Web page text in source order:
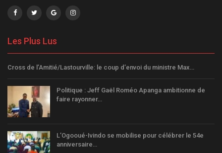
Les Plus Lus
Cross de l’Amitié/Lastourville: le coup d’envoi du ministre Max…
Politique : Jeff Gaël Roméo Apanga ambitionne de
faire rayonner…
L’Ogooué-Ivindo se mobilise pour célébrer le 54e
anniversaire…